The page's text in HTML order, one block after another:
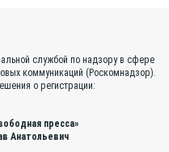
службой по надзору в сфере
коммуникаций (Роскомнадзор).
о регистрации:
пресса»
Анатольевич